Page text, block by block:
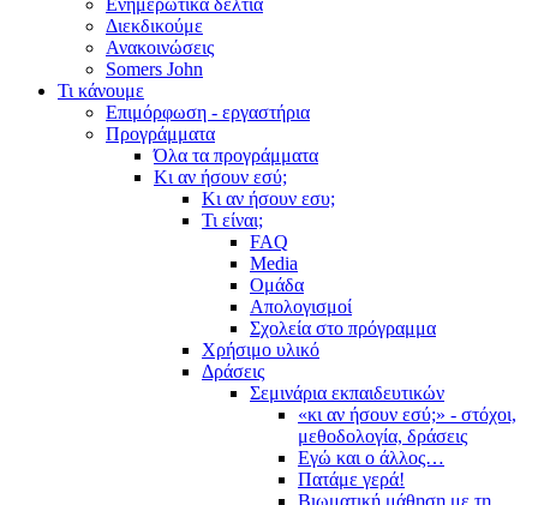
Ενημερωτικά δελτία
Διεκδικούμε
Ανακοινώσεις
Somers John
Τι κάνουμε
Επιμόρφωση - εργαστήρια
Προγράμματα
Όλα τα προγράμματα
Κι αν ήσουν εσύ;
Κι αν ήσουν εσυ;
Τι είναι;
FAQ
Media
Ομάδα
Απολογισμοί
Σχολεία στο πρόγραμμα
Χρήσιμο υλικό
Δράσεις
Σεμινάρια εκπαιδευτικών
«κι αν ήσουν εσύ;» - στόχοι,
μεθοδολογία, δράσεις
Εγώ και ο άλλος…
Πατάμε γερά!
Βιωματική μάθηση με τη